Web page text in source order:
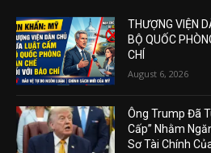
THƯỢNG VIỆN
BỘ QUỐC
CHÍ
August 6, 2026
Ông Trump Đã
Cấp” Nhằm
Sơ Tài Chính